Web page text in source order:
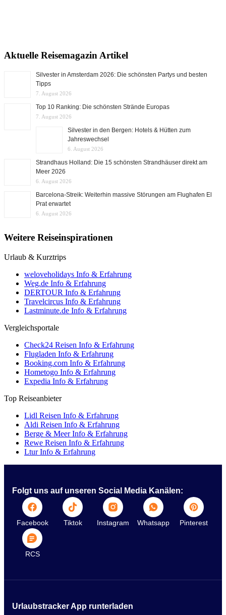
Aktuelle Reisemagazin Artikel
Silvester in Amsterdam 2026: Die schönsten Partys und besten
Tipps
7. August 2026
Top 10 Ranking: Die schönsten Strände Europas
7. August 2026
Silvester in den Bergen: Hotels & Hütten zum
Jahreswechsel
6. August 2026
Strandhaus Holland: Die 15 schönsten Strandhäuser direkt am
Meer 2026
6. August 2026
Barcelona-Streik: Weiterhin massive Störungen am Flughafen El
Prat erwartet
6. August 2026
Weitere Reiseinspirationen
Urlaub & Kurztrips
weloveholidays Info & Erfahrung
Weg.de Info & Erfahrung
DERTOUR Info & Erfahrung
Travelcircus Info & Erfahrung
Lastminute.de Info & Erfahrung
Vergleichsportale
Check24 Reisen Info & Erfahrung
Flugladen Info & Erfahrung
Booking.com Info & Erfahrung
Hometogo Info & Erfahrung
Expedia Info & Erfahrung
Top Reiseanbieter
Lidl Reisen Info & Erfahrung
Aldi Reisen Info & Erfahrung
Berge & Meer Info & Erfahrung
Rewe Reisen Info & Erfahrung
Ltur Info & Erfahrung